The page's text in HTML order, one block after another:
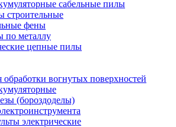
сабельные пилы
строительные
фены
металлу
цепные пилы
обработки вогнутых поверхностей
(бороздоделы)
электрические